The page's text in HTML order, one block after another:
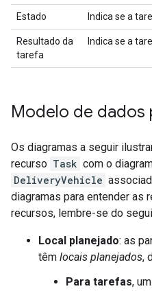
Estado Indica se a
Resultado da
tarefa
Indica se a
Modelo de dados
Os diagramas a seguir
recurso Task com o
DeliveryVehicle
diagramas para entender as
recursos, lembre-se do
Local planejado: as
têm locais planejados,
Para tarefas,